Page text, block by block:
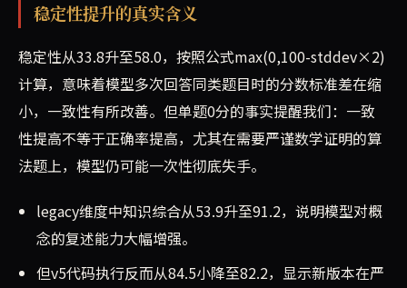
稳定性提升的真实含义
稳定性从33.8升至58.0，按照公式max(0,100-stddev×2)
计算，意味着模型多次回答同类题目时的分数标准差在缩
小，一致性有所改善。但单题0分的事实提醒我们：一致
性提高不等于正确率提高，尤其在需要严谨数学证明的算
法题上，模型仍可能一次性彻底失手。
legacy维度中知识综合从53.9升至91.2，说明模型对概
念的复述能力大幅增强。
但v5代码执行反而从84.5小降至82.2，显示新版本在严